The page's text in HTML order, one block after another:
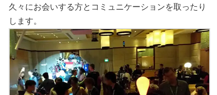
久々にお会いする方とコミュニケーションを取ったり
します。